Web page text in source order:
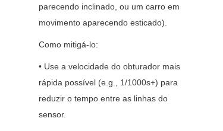
parecendo inclinado, ou um carro em
movimento aparecendo esticado).
Como mitigá-lo:
• Use a velocidade do obturador mais
rápida possível (e.g., 1/1000s+) para
reduzir o tempo entre as linhas do
sensor.